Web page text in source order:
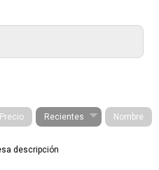
Precio Recientes Nombre
descripción